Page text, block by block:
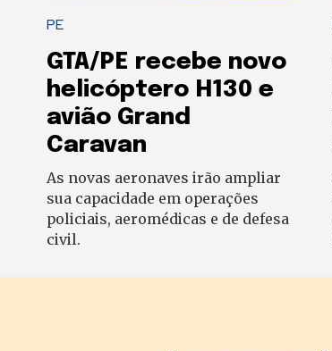
PE
GTA/PE recebe novo
helicóptero H130 e
avião Grand
Caravan
As novas aeronaves irão ampliar
sua capacidade em operações
policiais, aeromédicas e de defesa
civil.